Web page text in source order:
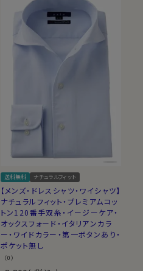
送料無料 ナチュラルフィット
【メンズ・ドレスシャツ・ワイシャツ】
ナチュラルフィット・プレミアムコッ
トン120番手双糸・イージーケア・
オックスフォード・イタリアンカラ
ー・ワイドカラー・第一ボタンあり・
ポケット無し
（0）